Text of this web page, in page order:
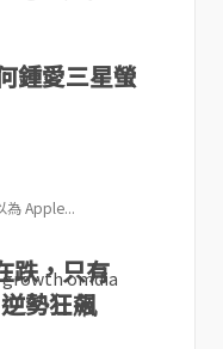
鍾愛三星螢
為 Apple...
跌，只有
勢狂飆